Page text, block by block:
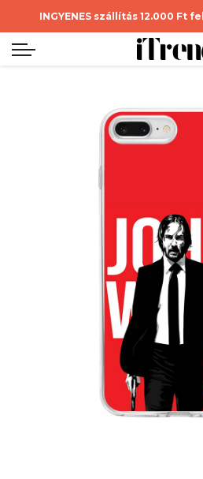
INGYENES szállítás 12.000 Ft